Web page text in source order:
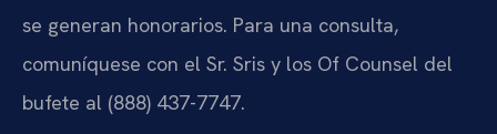
se generan honorarios. Para una consulta,
comuníquese con el Sr. Sris y los Of Counsel del
bufete al (888) 437-7747.